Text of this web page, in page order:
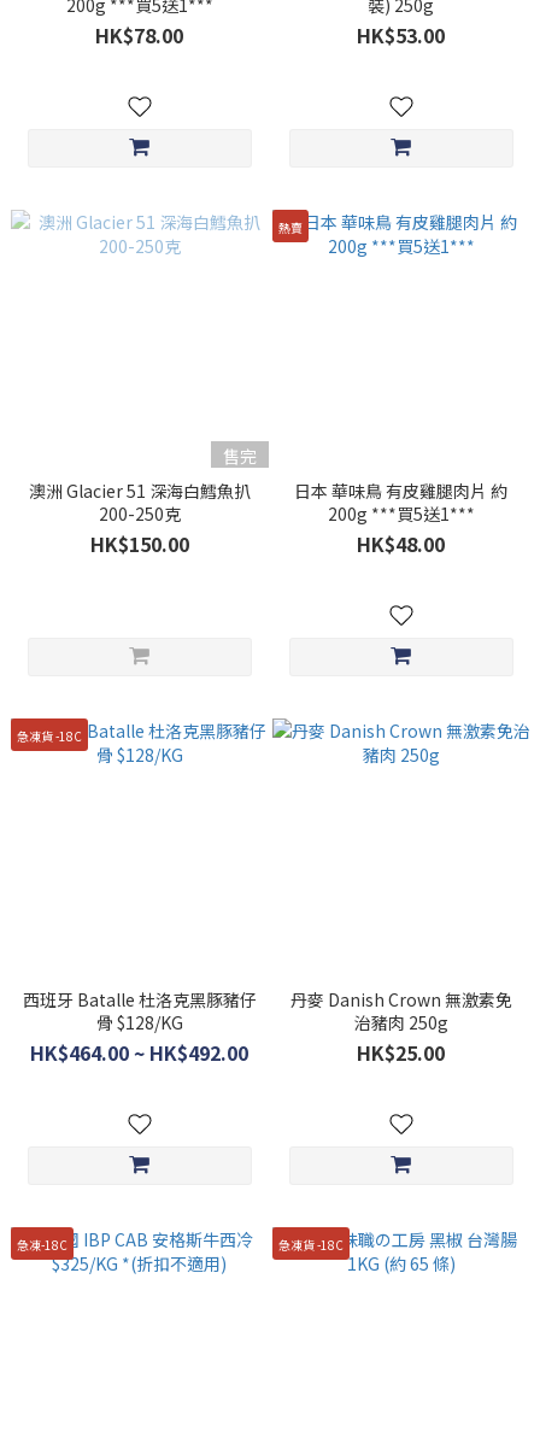
200g ***買5送1***
HK$78.00
裝) 250g
HK$53.00
售完
澳洲 Glacier 51 深海白鱈魚扒
200-250克
HK$150.00
熱賣
日本 華味鳥 有皮雞腿肉片 約
200g ***買5送1***
HK$48.00
急凍貨 -18C
西班牙 Batalle 杜洛克黑豚豬仔
骨 $128/KG
HK$464.00 ~ HK$492.00
丹麥 Danish Crown 無激素免
治豬肉 250g
HK$25.00
急凍-18C 急凍貨 -18C